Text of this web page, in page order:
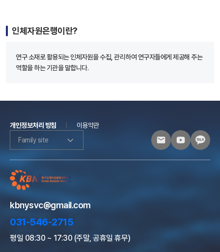
인체자원은행이란?
연구 소재로 활용되는 인체자원을 수집, 관리하여 연구자들에게 제공해 주는
역할을 하는 기관을 말합니다.
개인정보처리 방침
이용약관
Family site
kbnysvc@gmail.com
031-546-2715
평일 08:30 ~ 17:30 (주말, 공휴일 휴무)